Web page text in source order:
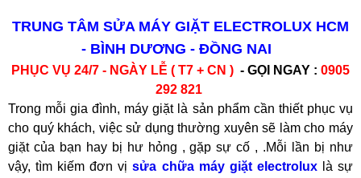
TRUNG TÂM SỬA MÁY GIẶT ELECTROLUX HCM
- BÌNH DƯƠNG - ĐỒNG NAI
PHỤC VỤ 24/7 - NGÀY LỄ ( T7 + CN ) - GỌI NGAY : 0905
292 821
Trong mỗi gia đình, máy giặt là sản phẩm cần thiết phục vụ
cho quý khách, việc sử dụng thường xuyên sẽ làm cho máy
giặt của bạn hay bị hư hỏng , gặp sự cố , .Mỗi lần bị như
vậy, tìm kiếm đơn vịsửa chữa máy giặt electroluxlà sự